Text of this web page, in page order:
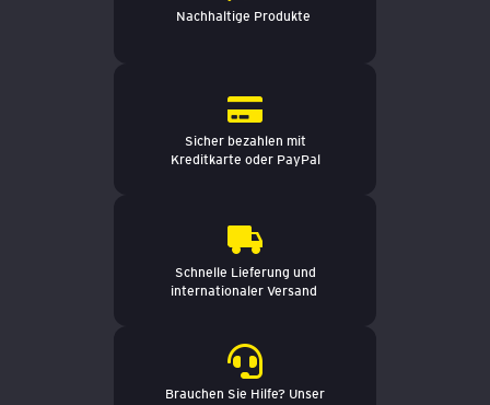
Nachhaltige Produkte
Sicher bezahlen mit
Kreditkarte oder PayPal
Schnelle Lieferung und
internationaler Versand
Brauchen Sie Hilfe? Unser